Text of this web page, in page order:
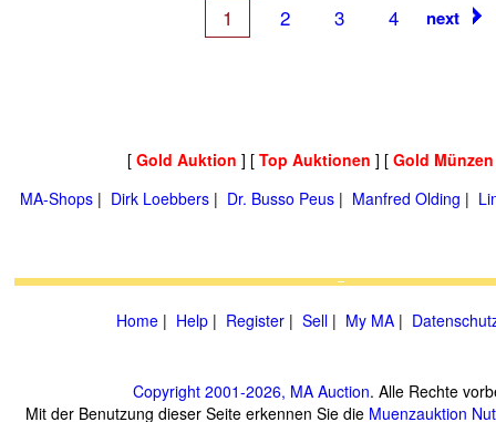
1 2 3 4 next
[ Gold Auktion ] [ Top Auktionen ] [ Gold
MA-Shops | Dirk Loebbers | Dr. Busso Peus | Manfred Olding |
Home | Help | Register | Sell | My MA |
Copyright 2001-2026, MA Auction. Alle Rechte
Mit der Benutzung dieser Seite erkennen Sie die Muenzauktion